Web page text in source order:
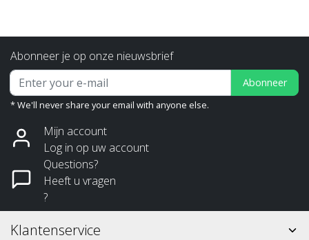
Abonneer je op onze nieuwsbrief
Abonneer
* We'll never share your email with anyone else.
Mijn account
Log in op uw account
Questions?
Heeft u vragen
?
Klantenservice